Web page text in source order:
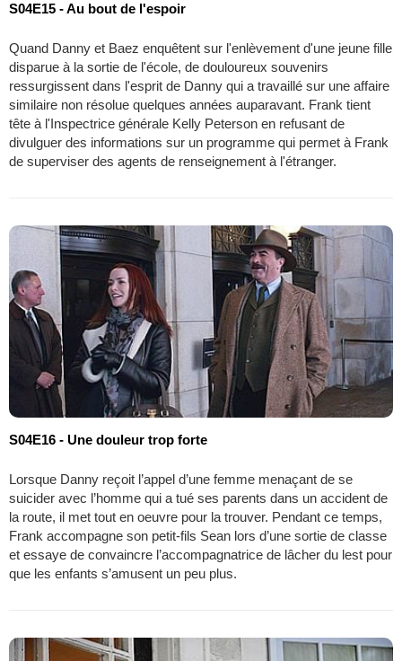
S04E15 - Au bout de l'espoir
Quand Danny et Baez enquêtent sur l'enlèvement d'une jeune fille
disparue à la sortie de l'école, de douloureux souvenirs
ressurgissent dans l'esprit de Danny qui a travaillé sur une affaire
similaire non résolue quelques années auparavant. Frank tient
tête à l'Inspectrice générale Kelly Peterson en refusant de
divulguer des informations sur un programme qui permet à Frank
de superviser des agents de renseignement à l'étranger.
S04E16 - Une douleur trop forte
Lorsque Danny reçoit l’appel d’une femme menaçant de se
suicider avec l’homme qui a tué ses parents dans un accident de
la route, il met tout en oeuvre pour la trouver. Pendant ce temps,
Frank accompagne son petit-fils Sean lors d’une sortie de classe
et essaye de convaincre l’accompagnatrice de lâcher du lest pour
que les enfants s’amusent un peu plus.